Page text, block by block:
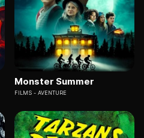
Monster Summer
FILMS AVENTURE